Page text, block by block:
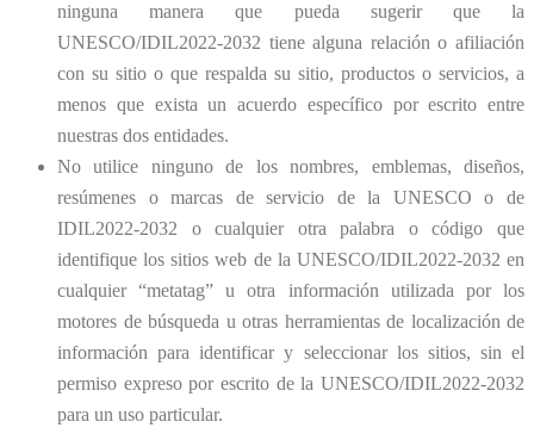
ninguna manera que pueda sugerir que la
UNESCO/IDIL2022-2032 tiene alguna relación o afiliación
con su sitio o que respalda su sitio, productos o servicios, a
menos que exista un acuerdo específico por escrito entre
nuestras dos entidades.
No utilice ninguno de los nombres, emblemas, diseños,
resúmenes o marcas de servicio de la UNESCO o de
IDIL2022-2032 o cualquier otra palabra o código que
identifique los sitios web de la UNESCO/IDIL2022-2032 en
cualquier “metatag” u otra información utilizada por los
motores de búsqueda u otras herramientas de localización de
información para identificar y seleccionar los sitios, sin el
permiso expreso por escrito de la UNESCO/IDIL2022-2032
para un uso particular.